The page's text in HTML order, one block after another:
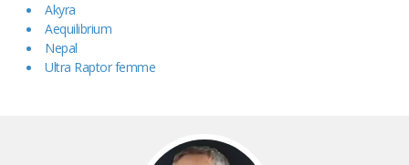
Akyra
Aequilibrium
Nepal
Ultra Raptor femme